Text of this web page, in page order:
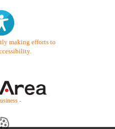
making efforts to
-